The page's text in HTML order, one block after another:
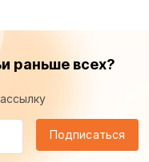
раньше всех?
Подписаться